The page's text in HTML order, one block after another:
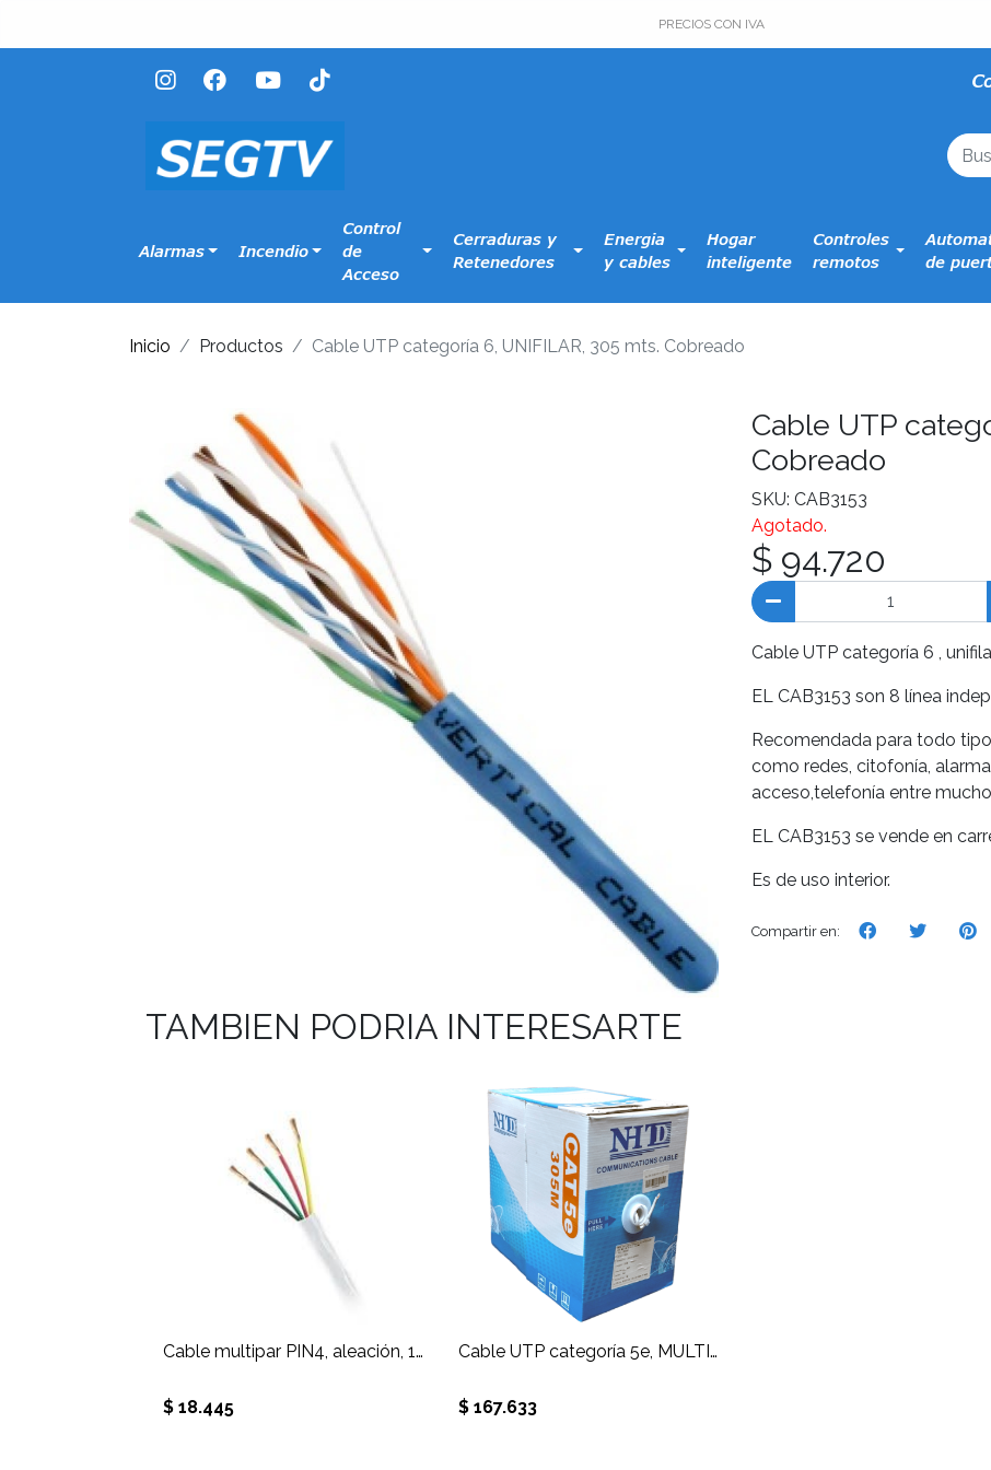
PRECIOS CON IVA
Alarmas Incendio
Control
de
Acceso
Cerraduras y
Retenedores
Energia
y cables
Hogar
inteligente
Controles
remotos
de
Inicio Productos Cable UTP categoría 6, UNIFILAR, 305 mts. Cobreado
Cable UTP
Cobreado
SKU: CAB3153
Agotado.
$ 94.720
Cable UTP categoría 6 ,
EL CAB3153 son 8 línea
Recomendada para todo
como redes, citofonía,
acceso,telefonía entre
EL CAB3153 se vende en
Es de uso interior.
Compartir en:
TAMBIEN PODRIA INTERESARTE
Cable multipar PIN4, aleación, 100M.
$ 18.445
Cable UTP categoría 5e, MULTIFILAR, 24 awg, 100% C
$ 167.633